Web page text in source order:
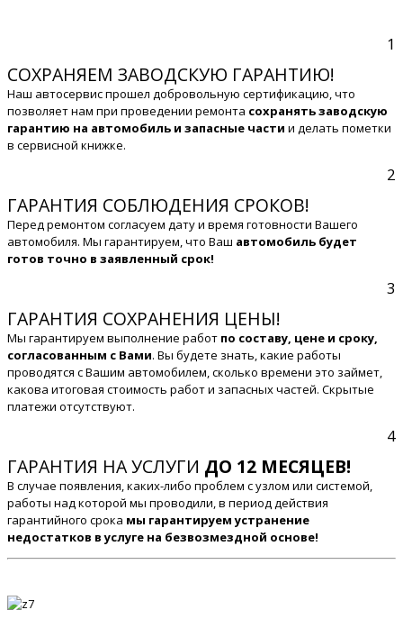
1
СОХРАНЯЕМ ЗАВОДСКУЮ ГАРАНТИЮ!
Наш автосервис прошел добровольную сертификацию, что
позволяет нам при проведении ремонта сохранять заводскую
гарантию на автомобиль и запасные части и делать пометки
в сервисной книжке.
2
ГАРАНТИЯ СОБЛЮДЕНИЯ СРОКОВ!
Перед ремонтом согласуем дату и время готовности Вашего
автомобиля. Мы гарантируем, что Ваш автомобиль будет
готов точно в заявленный срок!
3
ГАРАНТИЯ СОХРАНЕНИЯ ЦЕНЫ!
Мы гарантируем выполнение работ по составу, цене и сроку,
согласованным с Вами. Вы будете знать, какие работы
проводятся с Вашим автомобилем, сколько времени это займет,
какова итоговая стоимость работ и запасных частей. Скрытые
платежи отсутствуют.
4
ГАРАНТИЯ НА УСЛУГИ ДО 12 МЕСЯЦЕВ!
В случае появления, каких-либо проблем с узлом или системой,
работы над которой мы проводили, в период действия
гарантийного срока мы гарантируем устранение
недостатков в услуге на безвозмездной основе!